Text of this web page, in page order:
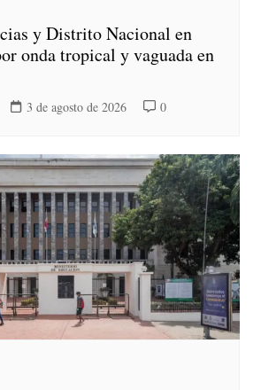
y Distrito Nacional en
onda tropical y vaguada en
3 de agosto de 2026 0